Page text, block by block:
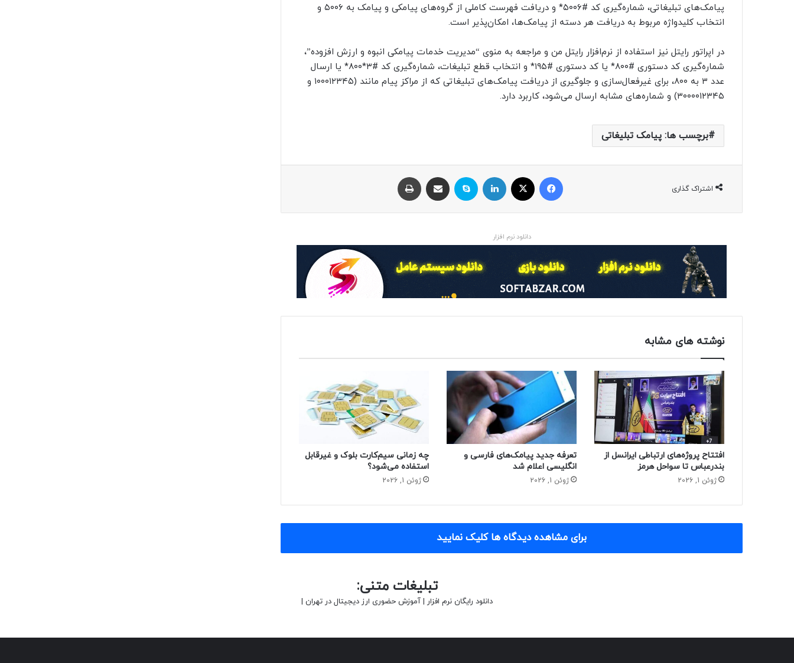
پیامک‌های تبلیغاتی، شماره‌گیری کد ‎۵۰۰۶#* و دریافت فهرست کاملی از گروه‌های پیامکی و پیامک به ۵۰۰۶ و
انتخاب کلیدواژه مربوط به دریافت هر دسته از پیامک‌ها، امکان‌پذیر است.
در اپراتور رایتل نیز استفاده از نرم‌افزار رایتل من و مراجعه به منوی “مدیریت خدمات پیامکی انبوه و ارزش افزوده”،
شماره‌گیری کد دستوری #۸۰۰* یا کد دستوری #۱۹۵* و انتخاب قطع تبلیغات، شماره‌گیری کد #۳*۸۰۰* یا ارسال
عدد ۳ به ۸۰۰، برای غیرفعال‌سازی و جلوگیری از دریافت پیامک‌های تبلیغاتی که از مراکز پیام‌ مانند (۱۰۰۰۱۲۳۴۵ و
۳۰۰۰۰۱۲۳۴۵) و شماره‌های مشابه ارسال می‌شود، کاربرد دارد.
برچسب ها: پیامک تبلیغاتی
اشتراک گذاری
ایکس
دانلود نرم افزار
نوشته های مشابه
افتتاح پروژه‌های ارتباطی ایرانسل از
بندرعباس تا سواحل هرمز
ژوئن 1, 2026
تعرفه جدید پیامک‌های فارسی و
انگلیسی اعلام شد
ژوئن 1, 2026
چه زمانی سیم‌کارت بلوک‌ و غیرقابل
استفاده می‌شود؟
ژوئن 1, 2026
برای مشاهده دیدگاه ها کلیک نمایید
تبلیغات متنی:
دانلود رایگان نرم افزار | آموزش حضوری ارز دیجیتال در تهران |